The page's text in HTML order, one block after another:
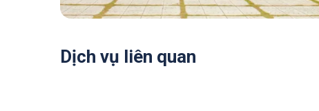
Dịch vụ liên quan